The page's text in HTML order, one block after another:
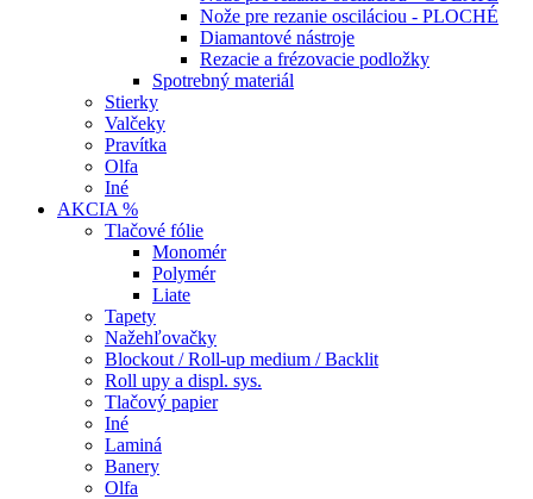
Nože pre rezanie osciláciou - PLOCHÉ
Diamantové nástroje
Rezacie a frézovacie podložky
Spotrebný materiál
Stierky
Valčeky
Pravítka
Olfa
Iné
AKCIA %
Tlačové fólie
Monomér
Polymér
Liate
Tapety
Nažehľovačky
Blockout / Roll-up medium / Backlit
Roll upy a displ. sys.
Tlačový papier
Iné
Laminá
Banery
Olfa